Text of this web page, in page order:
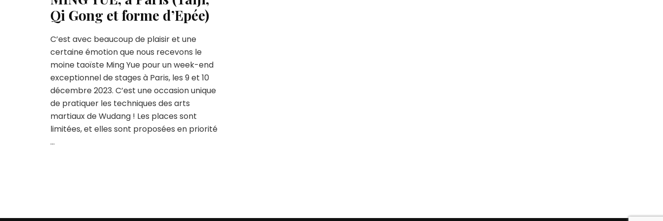
Qi Gong et forme d’Epée)
C’est avec beaucoup de plaisir et une
certaine émotion que nous recevons le
moine taoïste Ming Yue pour un week-end
exceptionnel de stages à Paris, les 9 et 10
décembre 2023. C’est une occasion unique
de pratiquer les techniques des arts
martiaux de Wudang ! Les places sont
limitées, et elles sont proposées en priorité
…